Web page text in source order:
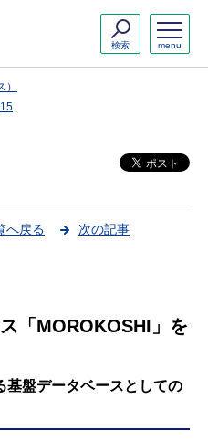
menu
検索
へ戻る 次の記事
「MOROKOSHI」を
基盤データベースとしての